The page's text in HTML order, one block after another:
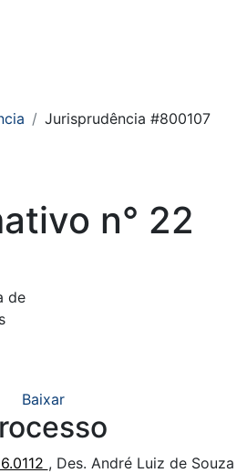
Jurisprudência #800107
n° 22
de
Baixar
, Des. André Luiz de Souza